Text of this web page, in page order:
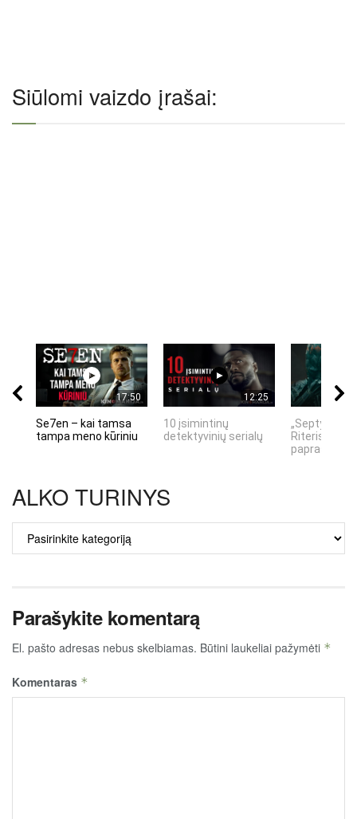
Siūlomi vaizdo įrašai:
17:50
Se7en – kai tamsa
tampa meno kūriniu
12:25
10 įsimintinų
detektyvinių serialų
„Septynių
Riteris" – kai
ALKO TURINYS
ALKO
TURINYS
Parašykite komentarą
El. pašto adresas nebus skelbiamas. Būtini laukeliai pažymėti *
Komentaras *